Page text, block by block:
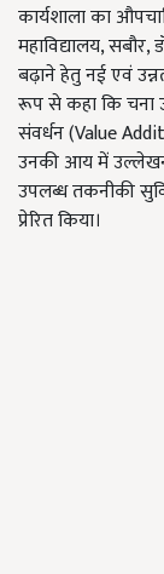
कार्यशाला का
महाविद्यालय,
बढ़ाने हेतु नई एवं
रूप से कहा कि चना
संवर्धन (Value
उनकी आय में
उपलब्ध तकनीकी
प्रेरित किया।